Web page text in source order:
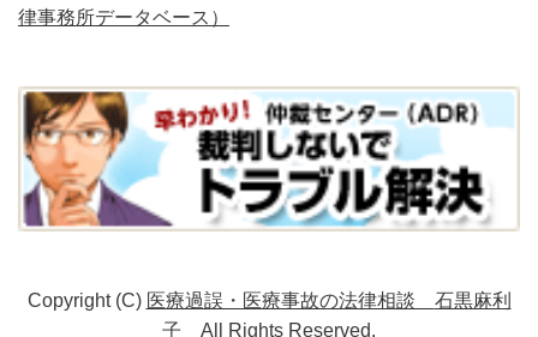
律事務所データベース）
Copyright (C) 医療過誤・医療事故の法律相談 石黒麻利
子 All Rights Reserved.